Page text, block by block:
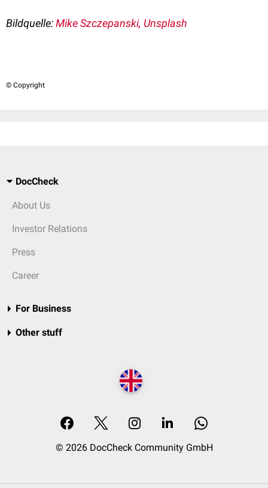
Bildquelle:Mike Szczepanski, Unsplash
© Copyright
DocCheck
About Us
Investor Relations
Press
Career
For Business
Other stuff
© 2026 DocCheck Community GmbH